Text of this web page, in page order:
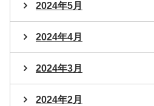
2024年5月
2024年4月
2024年3月
2024年2月